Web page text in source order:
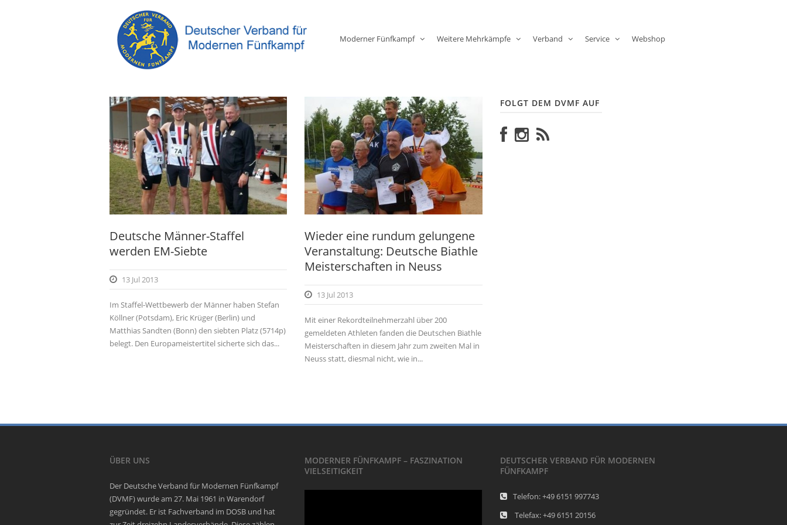
Moderner Fünfkampf Weitere Mehrkämpfe Verband Service Webshop
Deutsche Männer-Staffel
werden EM-Siebte
13 Jul 2013
Im Staffel-Wettbewerb der Männer haben Stefan
Köllner (Potsdam), Eric Krüger (Berlin) und
Matthias Sandten (Bonn) den siebten Platz (5714p)
belegt. Den Europameistertitel sicherte sich das...
Wieder eine rundum gelungene
Veranstaltung: Deutsche Biathle
Meisterschaften in Neuss
13 Jul 2013
Mit einer Rekordteilnehmerzahl über 200
gemeldeten Athleten fanden die Deutschen Biathle
Meisterschaften in diesem Jahr zum zweiten Mal in
Neuss statt, diesmal nicht, wie in...
FOLGT DEM DVMF AUF
ÜBER UNS
Der Deutsche Verband für Modernen Fünfkampf
(DVMF) wurde am 27. Mai 1961 in Warendorf
gegründet. Er ist Fachverband im DOSB und hat
MODERNER FÜNFKAMPF – FASZINATION
VIELSEITIGKEIT
DEUTSCHER VERBAND FÜR MODERNEN
FÜNFKAMPF
Telefon: +49 6151 997743
Telefax: +49 6151 20156